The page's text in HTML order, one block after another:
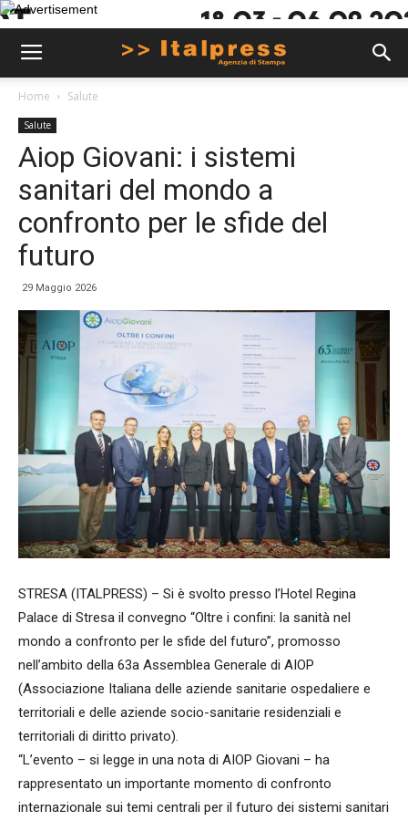
Home Salute
Salute
Aiop Giovani: i sistemi
sanitari del mondo a
confronto per le sfide del
futuro
29 Maggio 2026
STRESA (ITALPRESS) – Si è svolto presso l’Hotel Regina
Palace di Stresa il convegno “Oltre i confini: la sanità nel
mondo a confronto per le sfide del futuro”, promosso
nell’ambito della 63a Assemblea Generale di AIOP
(Associazione Italiana delle aziende sanitarie ospedaliere e
territoriali e delle aziende socio-sanitarie residenziali e
territoriali di diritto privato).
“L’evento – si legge in una nota di AIOP Giovani – ha
rappresentato un importante momento di confronto
internazionale sui temi centrali per il futuro dei sistemi sanitari